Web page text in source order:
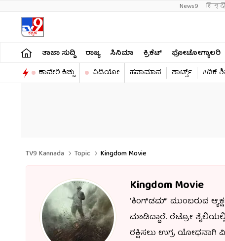
News9 हिन्दी
ತಾಜಾ ಸುದ್ದಿ ರಾಜ್ಯ ಸಿನಿಮಾ ಕ್ರಿಕೆಟ್​ ಫೋಟೋಗ್ಯಾಲರಿ
ಕಾವೇರಿ ಕಿಚ್ಚು
ವಿಡಿಯೋ ಹವಾಮಾನ ಶಾರ್ಟ್ಸ್​ #ಡಿಕೆ
TV9 Kannada Topic Kingdom Movie
Kingdom Movie
‘ಕಿಂಗ್‌ಡಮ್’ ಮುಂಬರುವ
ಮಾಡಿದ್ದಾರೆ. ರೆಟ್ರೋ
ರಕ್ಷಿಸಲು ಉಗ್ರ ಯೋಧನಾಗಿ